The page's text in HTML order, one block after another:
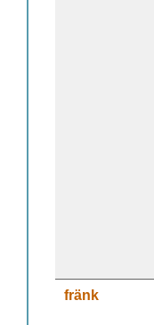
fränk